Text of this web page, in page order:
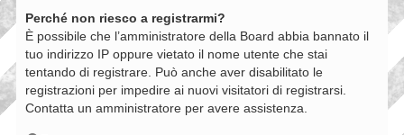
Perché non riesco a registrarmi?
È possibile che l’amministratore della Board abbia bannato il
tuo indirizzo IP oppure vietato il nome utente che stai
tentando di registrare. Può anche aver disabilitato le
registrazioni per impedire ai nuovi visitatori di registrarsi.
Contatta un amministratore per avere assistenza.